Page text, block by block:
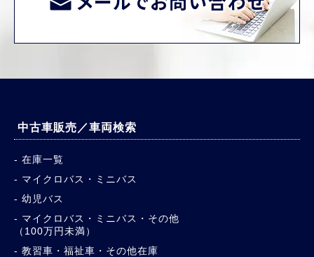
中古車販売／車両検索
在庫一覧
マイクロバス・ミニバス
幼児バス
マイクロバス・ミニバス・その他
（100万円未満）
教習車・福祉車・その他在庫